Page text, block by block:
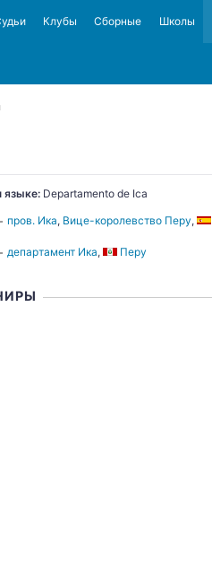
Клубы Сборные Школы
языке: Departamento de Ica
пров. Ика, Вице-королевство Перу,
департамент Ика, Перу